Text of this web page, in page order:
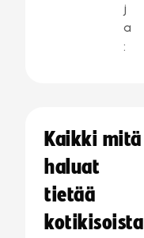
j
a
:
Kaikki mitä
haluat
tietää
kotikisoista